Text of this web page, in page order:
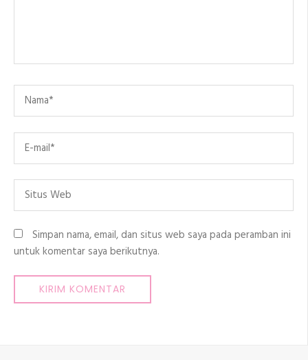
Name
Email
Situs
Web
Simpan nama, email, dan situs web saya pada peramban ini
untuk komentar saya berikutnya.